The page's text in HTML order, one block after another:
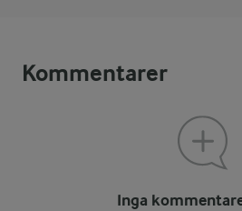
Kommentarer
Inga